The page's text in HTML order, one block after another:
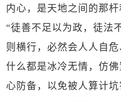
内心，是天地之间的那
“徒善不足以为政，徒法
则横行，必然会人人自
什么都是冰冷无情，仿
心防备，以免被人算计坑